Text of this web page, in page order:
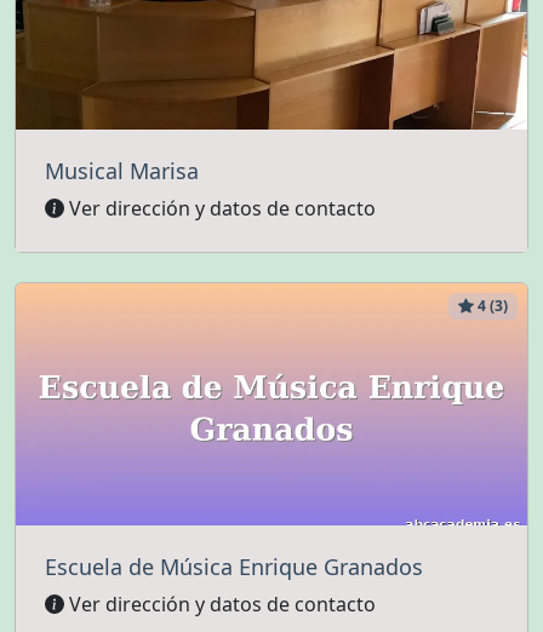
Musical Marisa
Ver dirección y datos de contacto
4 (3)
Escuela de Música Enrique Granados
Ver dirección y datos de contacto